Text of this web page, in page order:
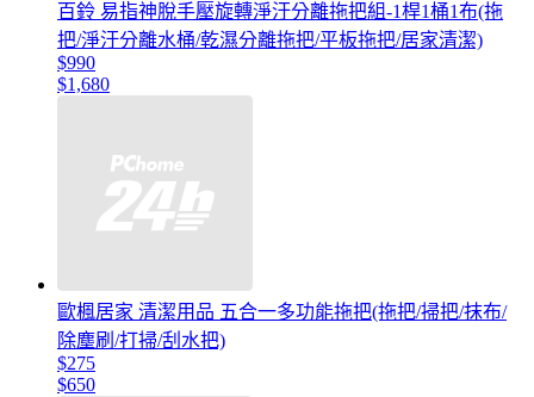
百鈴 易指神脫手壓旋轉淨汙分離拖把組-1桿1桶1布(拖
把/淨汙分離水桶/乾濕分離拖把/平板拖把/居家清潔)
$990
$1,680
歐楓居家 清潔用品 五合一多功能拖把(拖把/掃把/抹布/
除塵刷/打掃/刮水把)
$275
$650